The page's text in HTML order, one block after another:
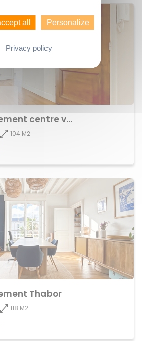
Achat Appartement centre ville
104 M2
Thabor
118 M2
all Personalize
Privacy policy